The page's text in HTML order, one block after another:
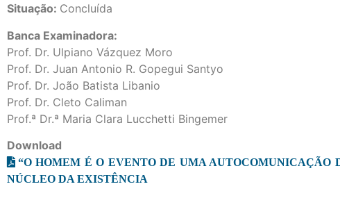
Situação: Concluída
Banca Examinadora:
Prof. Dr. Ulpiano Vázquez Moro
Prof. Dr. Juan Antonio R. Gopegui Santyo
Prof. Dr. João Batista Libanio
Prof. Dr. Cleto Caliman
Prof.ª Dr.ª Maria Clara Lucchetti Bingemer
Download
“O HOMEM É O EVENTO DE UMA AUTOCOMUNICAÇÃO
NÚCLEO DA EXISTÊNCIA